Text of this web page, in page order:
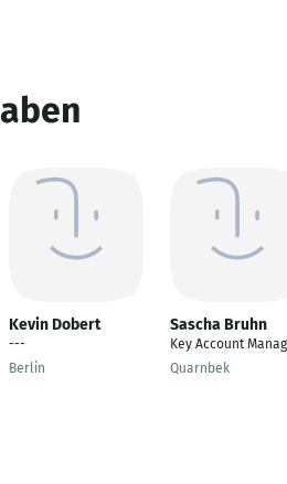
Kevin Dobert
---
Berlin
Sascha Bruhn
Key Account
Quarnbek